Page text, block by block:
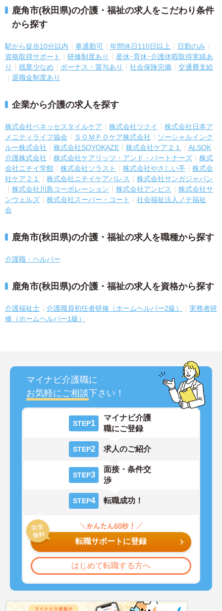
鹿角市(秋田県)の介護・福祉の求人をこだわり条件
から探す
駅から徒歩10分以内 車通勤可 年間休日110日以上
日勤のみ
資格取得サポート
研修制度あり
産休･育休･介護休暇取得実績あ
り
残業少なめ ボーナス・賞与あり 社会保険完備
交通費支給
退職金制度あり
企業から介護の求人を探す
株式会社ベネッセスタイルケア 株式会社ツクイ
株式会社日本ア
メニティライフ協会
ＳＯＭＰＯケア株式会社
ソーシャルインク
ルー株式会社
株式会社SOYOKAZE 株式会社ケア２１
ALSOK
介護株式会社
株式会社ケアリッツ・アンド・パートナーズ
株式
会社ニチイ学館
株式会社ソラスト 株式会社やさしい手
株式会
社ケア２１
株式会社ニチイケアパレス
株式会社サンガジャパン
株式会社川島コーポレーション
株式会社アンビス
株式会社サ
ンウェルズ
株式会社スーパー・コート
社会福祉法人ノテ福祉
会
鹿角市(秋田県)の介護・福祉の求人を職種から探す
介護職・ヘルパー
鹿角市(秋田県)の介護・福祉の求人を資格から探す
介護福祉士 介護職員初任者研修（ホームヘルパー2級）
実務者研
修（ホームヘルパー1級）
マイナビ介護職に
お気軽にご相談下さい！
STEP1
マイナビ介護
職にご登録
STEP2 求人のご紹介
STEP3
面接・条件交
渉
STEP4 転職成功！
転職サポートに登録
はじめて転職する方へ